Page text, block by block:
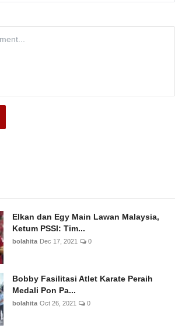
Elkan dan Egy Main Lawan Malaysia,
Ketum PSSI: Tim...
bolahita Dec 17, 2021 0
Bobby Fasilitasi Atlet Karate Peraih
Medali Pon Pa...
bolahita Oct 26, 2021 0